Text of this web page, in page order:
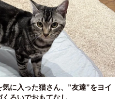
に入った猫さん、”友達”をヨイ